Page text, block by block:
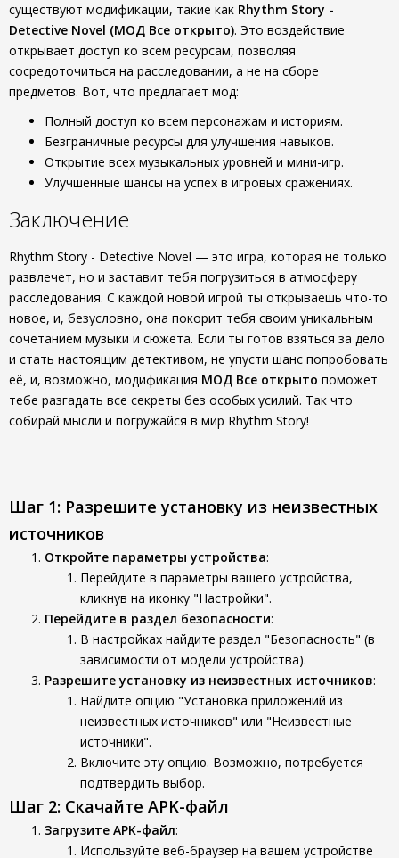
существуют модификации, такие как Rhythm Story -
Detective Novel (МОД Все открыто). Это воздействие
открывает доступ ко всем ресурсам, позволяя
сосредоточиться на расследовании, а не на сборе
предметов. Вот, что предлагает мод:
Полный доступ ко всем персонажам и историям.
Безграничные ресурсы для улучшения навыков.
Открытие всех музыкальных уровней и мини-игр.
Улучшенные шансы на успех в игровых сражениях.
Заключение
Rhythm Story - Detective Novel — это игра, которая не только
развлечет, но и заставит тебя погрузиться в атмосферу
расследования. С каждой новой игрой ты открываешь что-то
новое, и, безусловно, она покорит тебя своим уникальным
сочетанием музыки и сюжета. Если ты готов взяться за дело
и стать настоящим детективом, не упусти шанс попробовать
её, и, возможно, модификация МОД Все открыто поможет
тебе разгадать все секреты без особых усилий. Так что
собирай мысли и погружайся в мир Rhythm Story!
Шаг 1: Разрешите установку из неизвестных
источников
Откройте параметры устройства:
Перейдите в параметры вашего устройства,
кликнув на иконку "Настройки".
Перейдите в раздел безопасности:
В настройках найдите раздел "Безопасность" (в
зависимости от модели устройства).
Разрешите установку из неизвестных источников:
Найдите опцию "Установка приложений из
неизвестных источников" или "Неизвестные
источники".
Включите эту опцию. Возможно, потребуется
подтвердить выбор.
Шаг 2: Скачайте APK-файл
Загрузите APK-файл:
Используйте веб-браузер на вашем устройстве